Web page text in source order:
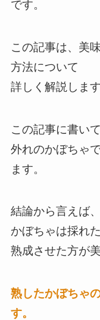
です。
この記事は、美
方法について
詳しく解説します
この記事に書い
外れのかぼちゃ
ます。
結論から言えば、
かぼちゃは採れ
熟成させた方が
熟したかぼちゃ
す。